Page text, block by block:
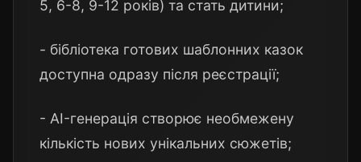
5, 6-8, 9-12 років) та стать дитини;
- бібліотека готових шаблонних казок
доступна одразу після реєстрації;
- AI-генерація створює необмежену
кількість нових унікальних сюжетів;